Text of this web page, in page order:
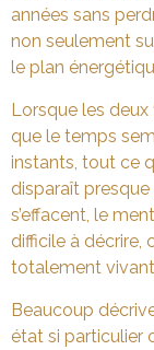
années sans
non seulement
le plan
Lorsque les deux
que le temps
instants, tout ce
disparaît
s’effacent, le
difficile à décrire,
totalement vivant
Beaucoup
état si particulier